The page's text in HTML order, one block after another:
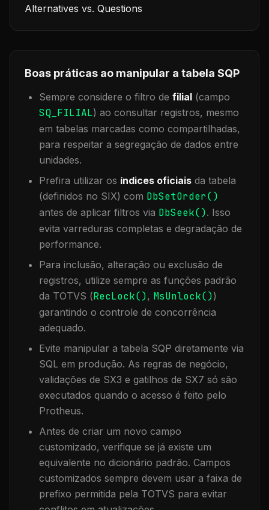
Alternatives vs. Questions
Boas práticas ao manipular a tabela SQP
Sempre considere o filtro de filial (campo
SQ_FILIAL) ao consultar registros, mesmo
em tabelas marcadas como compartilhadas,
para respeitar a segregação de dados entre
unidades.
Prefira utilizar os índices oficiais da tabela
(definidos no SIX) com DbSetOrder()
antes de aplicar filtros via DbSeek(). Isso
evita varreduras completas e degradação de
performance.
Para inclusão, alteração ou exclusão de
registros, utilize sempre as funções padrão
da TOTVS (RecLock(), MsUnlock())
garantindo o controle de concorrência
adequado.
Evite manipular a tabela SQP diretamente via
SQL em produção. As regras de negócio,
validações de SX3 e gatilhos de SX7 só são
executados quando o acesso é feito pelo
Protheus.
Antes de criar um novo campo
customizado, verifique se já existe um
equivalente no dicionário padrão. Campos
customizados sempre devem usar a faixa de
prefixo permitida pela TOTVS para evitar